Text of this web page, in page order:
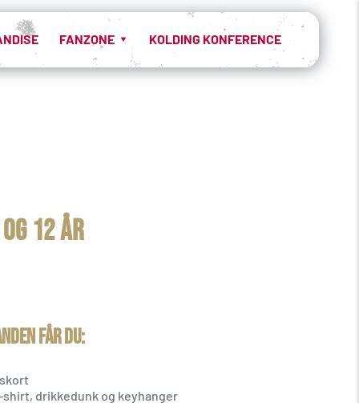
FANZONE KOLDING KONFERENCE
12 år
får du:
drikkedunk og keyhanger